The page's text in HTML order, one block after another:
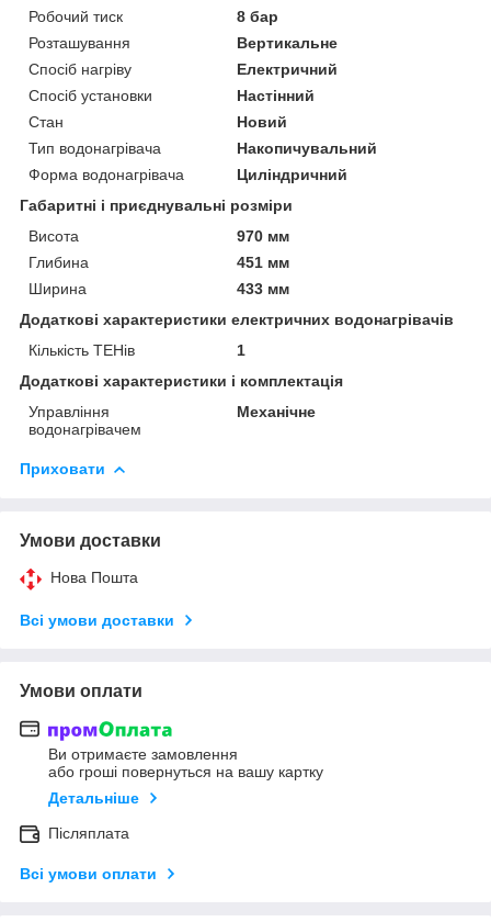
Робочий тиск
8 бар
Розташування
Вертикальне
Спосіб нагріву
Електричний
Спосіб установки
Настінний
Стан
Новий
Тип водонагрівача
Накопичувальний
Форма водонагрівача
Циліндричний
Габаритні і приєднувальні розміри
Висота
970 мм
Глибина
451 мм
Ширина
433 мм
Додаткові характеристики електричних водонагрівачів
Кількість ТЕНів
1
Додаткові характеристики і комплектація
Управління
водонагрівачем
Механічне
Приховати
Умови доставки
Нова Пошта
Всі умови доставки
Умови оплати
Ви отримаєте замовлення
або гроші повернуться на вашу картку
Детальніше
Післяплата
Всі умови оплати